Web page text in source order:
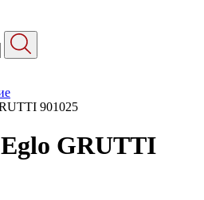
901025
GRUTTI